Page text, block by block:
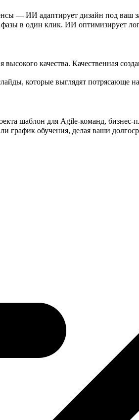
— ИИ адаптирует дизайн под ваш
в один клик. ИИ оптимизирует
качества. Качественная
которые выглядят потрясающе
шаблон для Agile-команд, бизнес-
график обучения, делая ваши